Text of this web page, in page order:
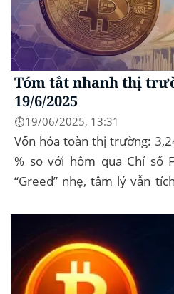
Tóm tắt nhanh thị
19/6/2025
⏱️19/06/2025, 13:31
Vốn hóa toàn thị trường:
% so với hôm qua Chỉ số
“Greed” nhẹ, tâm lý vẫn